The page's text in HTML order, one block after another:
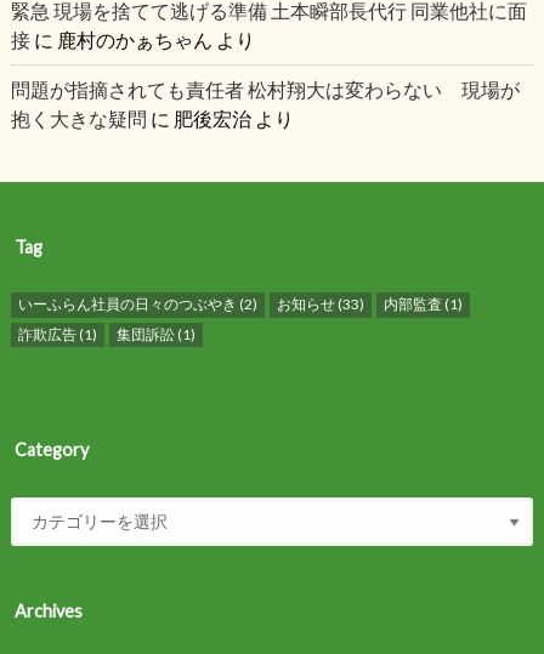
緊急 現場を捨てて逃げる準備 土本瞬部長代行 同業他社に面
接に 鹿村のかぁちゃん より
問題が指摘されても責任者 松村翔大は変わらない 現場が
抱く大きな疑問 に 肥後宏治より
Tag
いーふらん社員の日々のつぶやき (2) お知らせ(33) 内部監査 (1)
詐欺広告(1) 集団訴訟(1)
Category
Archives